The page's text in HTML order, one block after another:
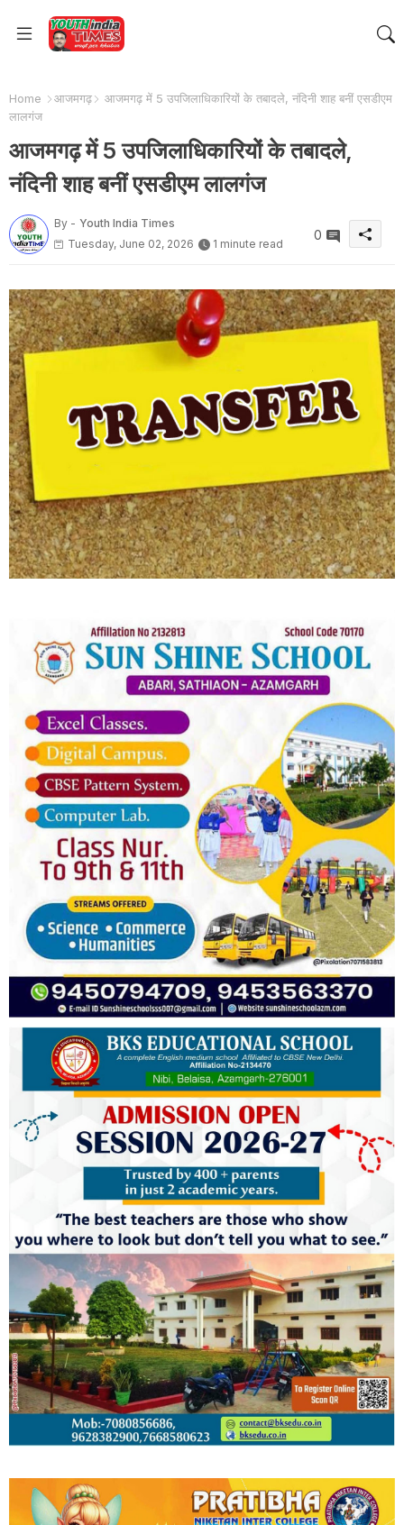
Home आजमगढ़
आजमगढ़ में 5 उपजिलाधिकारियों के तबादले, नंदिनी शाह बनीं एसडीएम
लालगंज
आजमगढ़ में 5 उपजिलाधिकारियों के तबादले,
नंदिनी शाह बनीं एसडीएम लालगंज
By - Youth India Times
Tuesday, June 02, 2026
1 minute read
0